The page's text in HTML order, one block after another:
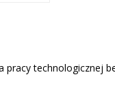
pracy technologicznej